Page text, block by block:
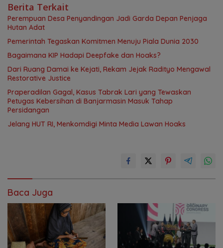
Berita Terkait
Perempuan Desa Penyandingan Jadi Garda Depan Penjaga
Hutan Adat
Pemerintah Tegaskan Komitmen Menuju Piala Dunia 2030
Bagaimana KIP Hadapi Deepfake dan Hoaks?
Dari Ruang Damai ke Kejati, Rekam Jejak Radityo Mengawal
Restorative Justice
Praperadilan Gagal, Kasus Tabrak Lari yang Tewaskan
Petugas Kebersihan di Banjarmasin Masuk Tahap
Persidangan
Jelang HUT RI, Menkomdigi Minta Media Lawan Hoaks
Baca Juga